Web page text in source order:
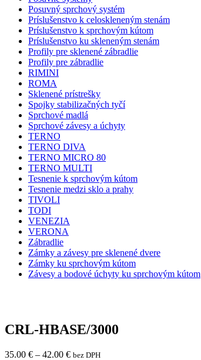
Posuvný sprchový systém
Príslušenstvo k celoskleneným stenám
Príslušenstvo k sprchovým kútom
Príslušenstvo ku skleneným stenám
Profily pre sklenené zábradlie
Profily pre zábradlie
RIMINI
ROMA
Sklenené prístrešky
Spojky stabilizačných tyčí
Sprchové madlá
Sprchové závesy a úchyty
TERNO
TERNO DIVA
TERNO MICRO 80
TERNO MULTI
Tesnenie k sprchovým kútom
Tesnenie medzi sklo a prahy
TIVOLI
TODI
VENEZIA
VERONA
Zábradlie
Zámky a závesy pre sklenené dvere
Zámky ku sprchovým kútom
Závesy a bodové úchyty ku sprchovým kútom
CRL-HBASE/3000
35.00 € – 42.00 € bez DPH